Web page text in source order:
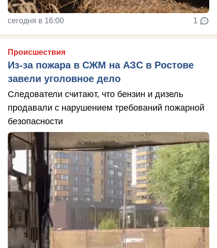
сегодня в 16:00 1
Происшествия
Из-за пожара в СЖМ на АЗС в Ростове
завели уголовное дело
Следователи считают, что бензин и дизель
продавали с нарушением требований пожарной
безопасности